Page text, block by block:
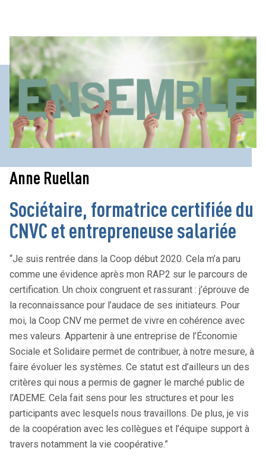
Anne Ruellan
Sociétaire, formatrice certifiée du
CNVC et entrepreneuse salariée
“Je suis rentrée dans la Coop début 2020. Cela m’a paru
comme une évidence après mon RAP2 sur le parcours de
certification. Un choix congruent et rassurant : j’éprouve de
la reconnaissance pour l’audace de ses initiateurs. Pour
moi, la Coop CNV me permet de vivre en cohérence avec
mes valeurs. Appartenir à une entreprise de l’Économie
Sociale et Solidaire permet de contribuer, à notre mesure, à
faire évoluer les systèmes. Ce statut est d’ailleurs un des
critères qui nous a permis de gagner le marché public de
l’ADEME. Cela fait sens pour les structures et pour les
participants avec lesquels nous travaillons. De plus, je vis
de la coopération avec les collègues et l’équipe support à
travers notamment la vie coopérative.”